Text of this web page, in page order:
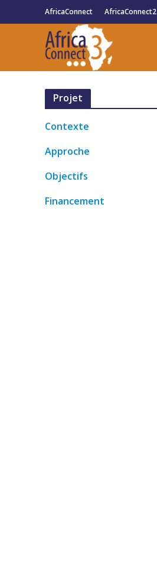
AfricaConnect AfricaConnect2
Projet
Contexte
Approche
Objectifs
Financement